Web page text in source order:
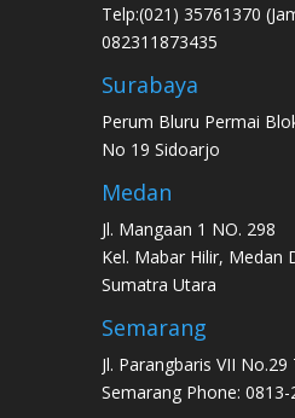
Telp:(021) 35761370
082311873435
Surabaya
Perum Bluru Permai
No 19 Sidoarjo
Medan
Jl. Mangaan 1 NO. 298
Kel. Mabar Hilir, Medan
Sumatra Utara
Semarang
Jl. Parangbaris VII
Semarang Phone: